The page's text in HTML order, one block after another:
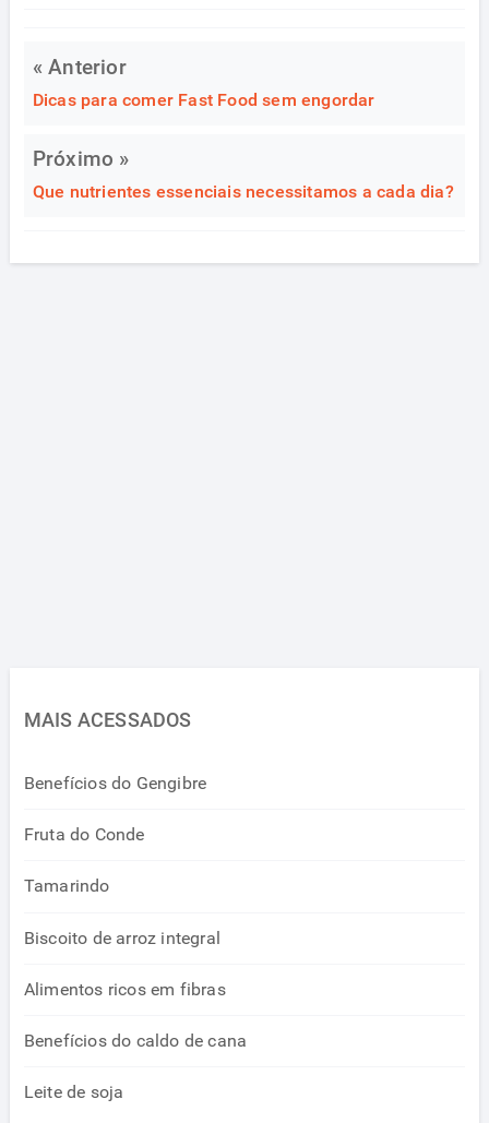
« Anterior
Dicas para comer Fast Food sem engordar
Próximo »
Que nutrientes essenciais necessitamos a cada dia?
MAIS ACESSADOS
Benefícios do Gengibre
Fruta do Conde
Tamarindo
Biscoito de arroz integral
Alimentos ricos em fibras
Benefícios do caldo de cana
Leite de soja